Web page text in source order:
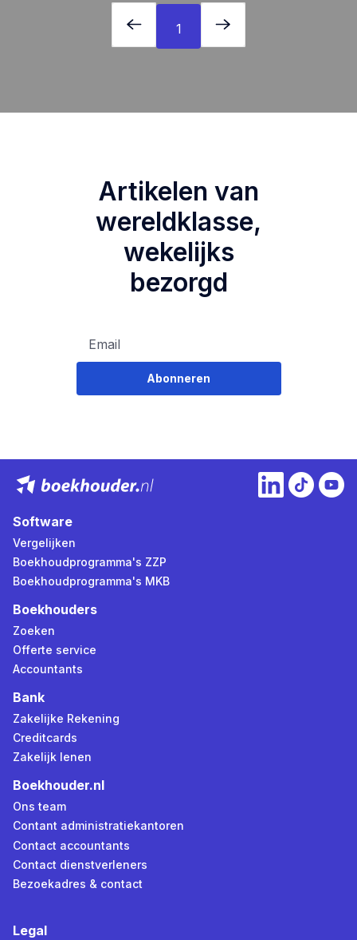
1
Artikelen van
wereldklasse,
wekelijks
bezorgd
Abonneren
Software
Vergelijken
Boekhoudprogramma's ZZP
Boekhoudprogramma's MKB
Boekhouders
Zoeken
Offerte service
Accountants
Bank
Zakelijke Rekening
Creditcards
Zakelijk lenen
Boekhouder.nl
Ons team
Contant administratiekantoren
Contact accountants
Contact dienstverleners
Bezoekadres & contact
Legal